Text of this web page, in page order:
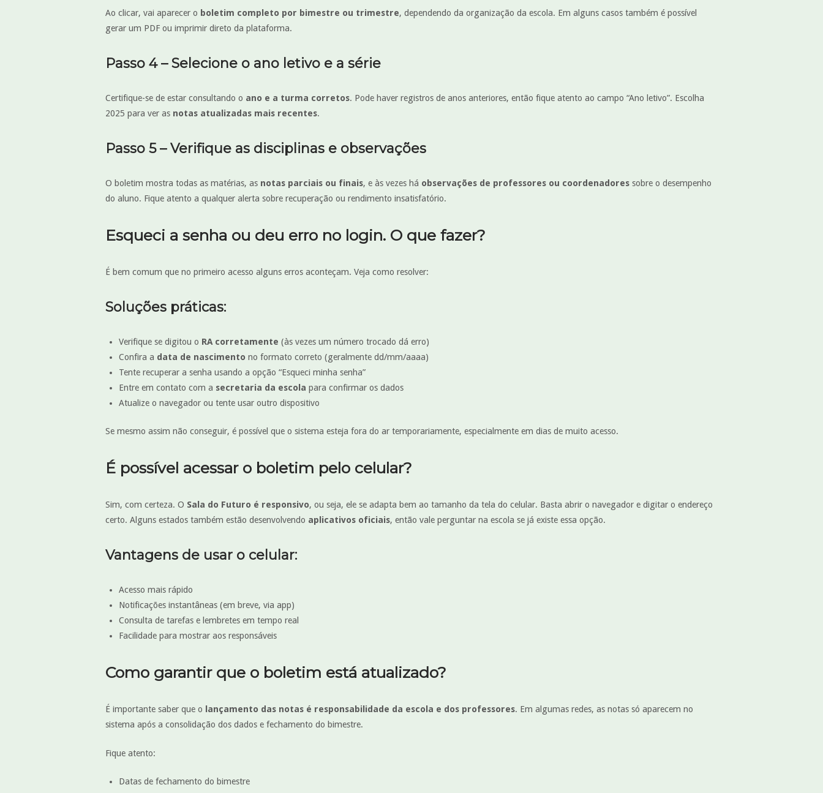
Ao clicar, vai aparecer o boletim completo por bimestre ou trimestre, dependendo da organização da escola. Em alguns casos também é possível
gerar um PDF ou imprimir direto da plataforma.
Passo 4 – Selecione o ano letivo e a série
Certifique-se de estar consultando o ano e a turma corretos. Pode haver registros de anos anteriores, então fique atento ao campo “Ano letivo”. Escolha
2025 para ver as notas atualizadas mais recentes.
Passo 5 – Verifique as disciplinas e observações
O boletim mostra todas as matérias, as notas parciais ou finais, e às vezes há observações de professores ou coordenadores sobre o desempenho
do aluno. Fique atento a qualquer alerta sobre recuperação ou rendimento insatisfatório.
Esqueci a senha ou deu erro no login. O que fazer?
É bem comum que no primeiro acesso alguns erros aconteçam. Veja como resolver:
Soluções práticas:
Verifique se digitou o RA corretamente (às vezes um número trocado dá erro)
Confira a data de nascimento no formato correto (geralmente dd/mm/aaaa)
Tente recuperar a senha usando a opção “Esqueci minha senha”
Entre em contato com a secretaria da escola para confirmar os dados
Atualize o navegador ou tente usar outro dispositivo
Se mesmo assim não conseguir, é possível que o sistema esteja fora do ar temporariamente, especialmente em dias de muito acesso.
É possível acessar o boletim pelo celular?
Sim, com certeza. O Sala do Futuro é responsivo, ou seja, ele se adapta bem ao tamanho da tela do celular. Basta abrir o navegador e digitar o endereço
certo. Alguns estados também estão desenvolvendo aplicativos oficiais, então vale perguntar na escola se já existe essa opção.
Vantagens de usar o celular:
Acesso mais rápido
Notificações instantâneas (em breve, via app)
Consulta de tarefas e lembretes em tempo real
Facilidade para mostrar aos responsáveis
Como garantir que o boletim está atualizado?
É importante saber que o lançamento das notas é responsabilidade da escola e dos professores. Em algumas redes, as notas só aparecem no
sistema após a consolidação dos dados e fechamento do bimestre.
Fique atento:
Datas de fechamento do bimestre